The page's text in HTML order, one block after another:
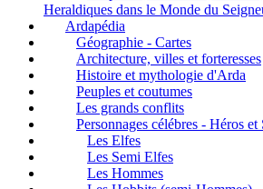
Heraldiques dans le Monde du
Ardapédia
Géographie - Cartes
Architecture, villes et forteresses
Histoire et mythologie d'Arda
Peuples et coutumes
Les grands conflits
Personnages célébres - Héros et
Les Elfes
Les Semi Elfes
Les Hommes